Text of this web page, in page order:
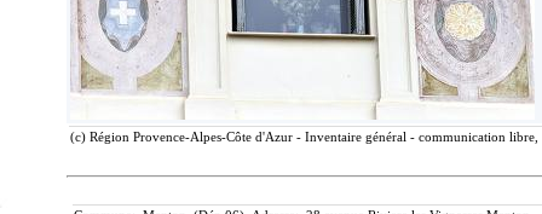
(c) Région Provence-Alpes-Côte d'Azur - Inventaire général - communication